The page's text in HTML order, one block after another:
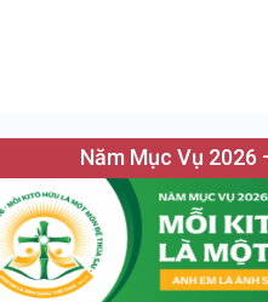
Năm Mục Vụ 2026